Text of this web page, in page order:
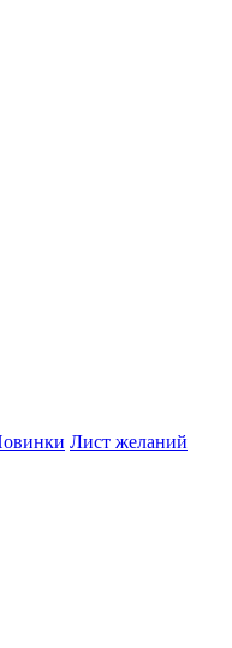
Лист желаний